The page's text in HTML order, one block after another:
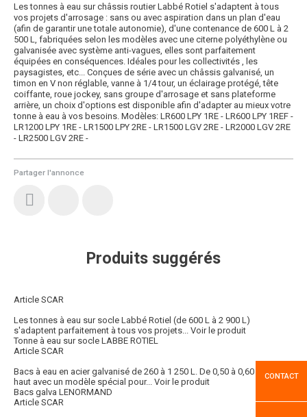
Partager l'annonce
Les tonnes à eau sur châssis routier Labbé Rotiel s'adaptent à tous
vos projets d'arrosage : sans ou avec aspiration dans un plan d'eau
(afin de garantir une totale autonomie), d'une contenance de 600 L à 2
500 L, fabriquées selon les modèles avec une citerne polyéthylène ou
galvanisée avec système anti-vagues, elles sont parfaitement
équipées en conséquences. Idéales pour les collectivités , les
paysagistes, etc... Conçues de série avec un châssis galvanisé, un
timon en V non réglable, vanne à 1/4 tour, un éclairage protégé, tête
coiffante, roue jockey, sans groupe d'arrosage et sans plateforme
arrière, un choix d'options est disponible afin d'adapter au mieux votre
tonne à eau à vos besoins. Modèles: LR600 LPY 1RE - LR600 LPY 1REF -
LR1200 LPY 1RE - LR1500 LPY 2RE - LR1500 LGV 2RE - LR2000 LGV 2RE
- LR2500 LGV 2RE -
Produits suggérés
Article SCAR
Les tonnes à eau sur socle Labbé Rotiel (de 600 L à 2 900 L)
s'adaptent parfaitement à tous vos projets... Voir le produit
Tonne à eau sur socle LABBE ROTIEL
Article SCAR
Bacs à eau en acier galvanisé de 260 à 1 250 L. De 0,50 à 0,60 m de
haut avec un modèle spécial pour... Voir le produit
Bacs galva LENORMAND
Article SCAR
CONTACT